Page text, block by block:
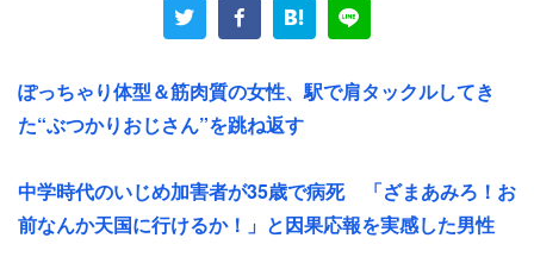
（20代女性）
る。『どう処理すればいい？』などの問い合わせが
多いため」（40代男性）
ぽっちゃり体型＆筋肉質の女性、駅で肩タックルしてき
た“ぶつかりおじさん”を跳ね返す
中学時代のいじめ加害者が35歳で病死 「ざまあみろ！お
前なんか天国に行けるか！」と因果応報を実感した男性